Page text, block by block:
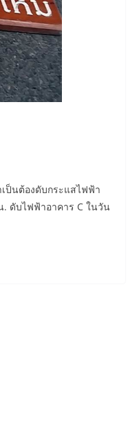
ป็นต้องดับกระแสไฟฟ้า
ดับไฟฟ้าอาคาร C ในวัน